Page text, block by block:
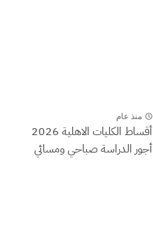
منذ عام
أقساط الكليات الاهلية 2026
أجور الدراسة صباحي ومسائي